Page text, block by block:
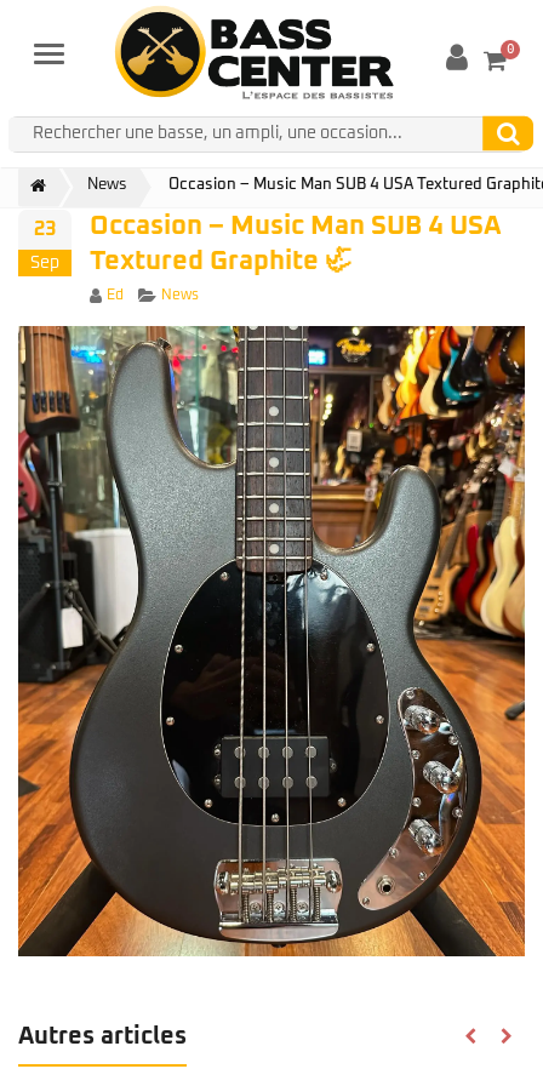
Menu 0
News Occasion – Music Man SUB 4 USA Textured
23
Sep
Occasion – Music Man SUB 4 USA
Textured Graphite 🦏
Author
Ed Categories
News
Autres articles